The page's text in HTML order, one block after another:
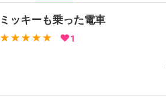
ミッキーも乗った電車
★★★★★ 1